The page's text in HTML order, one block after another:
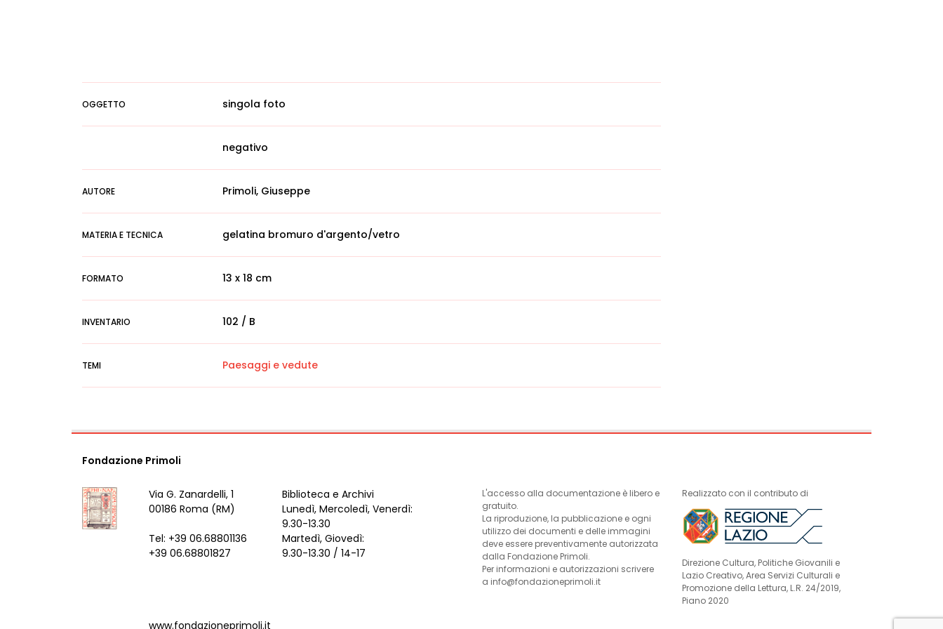
OGGETTO singola foto
negativo
AUTORE Primoli, Giuseppe
MATERIA E TECNICA gelatina bromuro d'argento/vetro
FORMATO 13 x 18 cm
INVENTARIO 102 / B
TEMI Paesaggi e vedute
Fondazione Primoli
Via G. Zanardelli, 1
00186 Roma (RM)
Tel: +39 06.68801136
+39 06.68801827
Biblioteca e Archivi
Lunedì, Mercoledì, Venerdì:
9.30-13.30
Martedì, Giovedì:
9.30-13.30 / 14-17
L'accesso alla documentazione è libero e
gratuito.
La riproduzione, la pubblicazione e ogni
utilizzo dei documenti e delle immagini
deve essere preventivamente autorizzata
dalla Fondazione Primoli.
Per informazioni e autorizzazioni scrivere
a info@fondazioneprimoli.it
Realizzato con il contributo di
Direzione Cultura, Politiche Giovanili e
Lazio Creativo, Area Servizi Culturali e
Promozione della Lettura, L.R. 24/2019,
Piano 2020
www.fondazioneprimoli.it